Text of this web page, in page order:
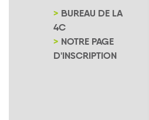
BUREAU DE LA
4C
NOTRE PAGE
D'INSCRIPTION